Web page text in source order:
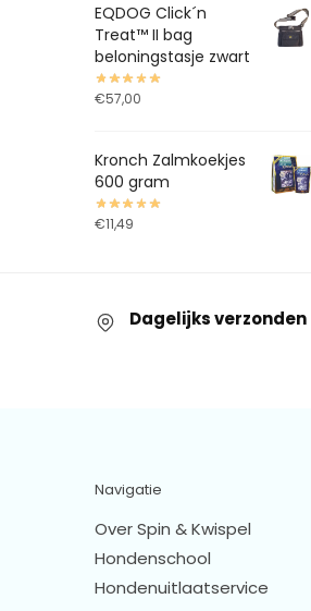
EQDOG Click´n
Treat™ II bag
beloningstasje zwart
€57,00
Kronch Zalmkoekjes
600 gram
€11,49
Dagelijks verzonden
Navigatie
Over Spin & Kwispel
Hondenschool
Hondenuitlaatservice